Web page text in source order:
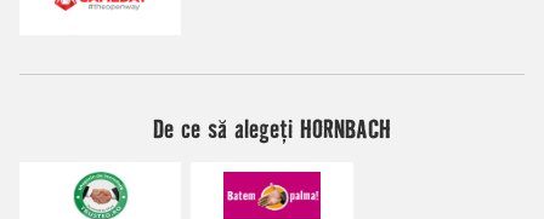
De ce să alegeți HORNBACH